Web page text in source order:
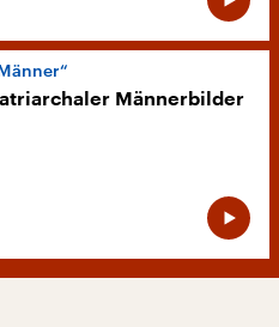
Männerbilder